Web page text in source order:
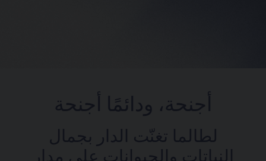
أجنحة، ودائمًا أجنحة
لطالما تغنّت الدار بجمال